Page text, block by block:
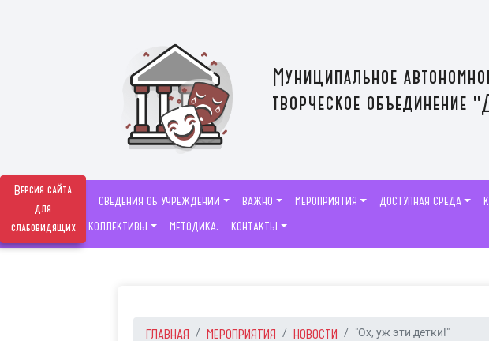
Версия сайта
для
слабовидящих
Муниципальное
творческое объединение
СВЕДЕНИЯ ОБ УЧРЕЖДЕНИИ ВАЖНО МЕРОПРИЯТИЯ ДОСТУПНАЯ СРЕДА
ТВОРЧЕСКИЕ КОЛЛЕКТИВЫ
МЕТОДИКА. КОНТАКТЫ
ГЛАВНАЯ МЕРОПРИЯТИЯ НОВОСТИ "Ох, уж эти детки!"